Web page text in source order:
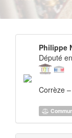
Philippe
Député
Corrèze